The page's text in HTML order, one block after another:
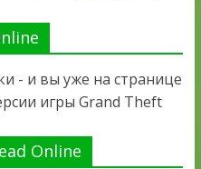
- и вы уже на странице
игры Grand Theft
Online